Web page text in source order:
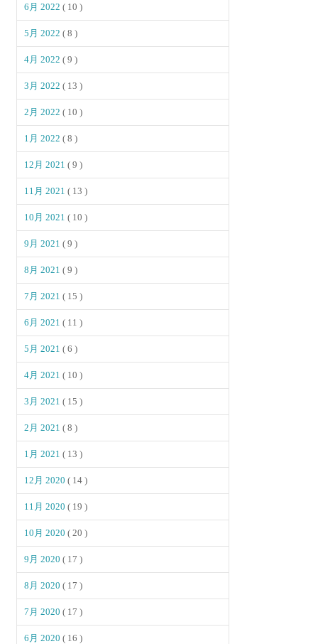
6月 2022( 10 )
5月 2022( 8 )
4月 2022( 9 )
3月 2022( 13 )
2月 2022( 10 )
1月 2022( 8 )
12月 2021( 9 )
11月 2021( 13 )
10月 2021( 10 )
9月 2021( 9 )
8月 2021( 9 )
7月 2021( 15 )
6月 2021( 11 )
5月 2021( 6 )
4月 2021( 10 )
3月 2021( 15 )
2月 2021( 8 )
1月 2021( 13 )
12月 2020( 14 )
11月 2020( 19 )
10月 2020( 20 )
9月 2020( 17 )
8月 2020( 17 )
7月 2020( 17 )
6月 2020( 16 )